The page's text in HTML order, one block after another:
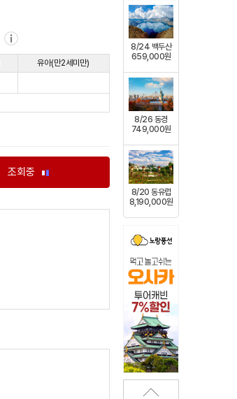
8/24 백두산
659,000원
8/26 동경
749,000원
8/20 동유럽
8,190,000원
유아(만2세미만)
조회중